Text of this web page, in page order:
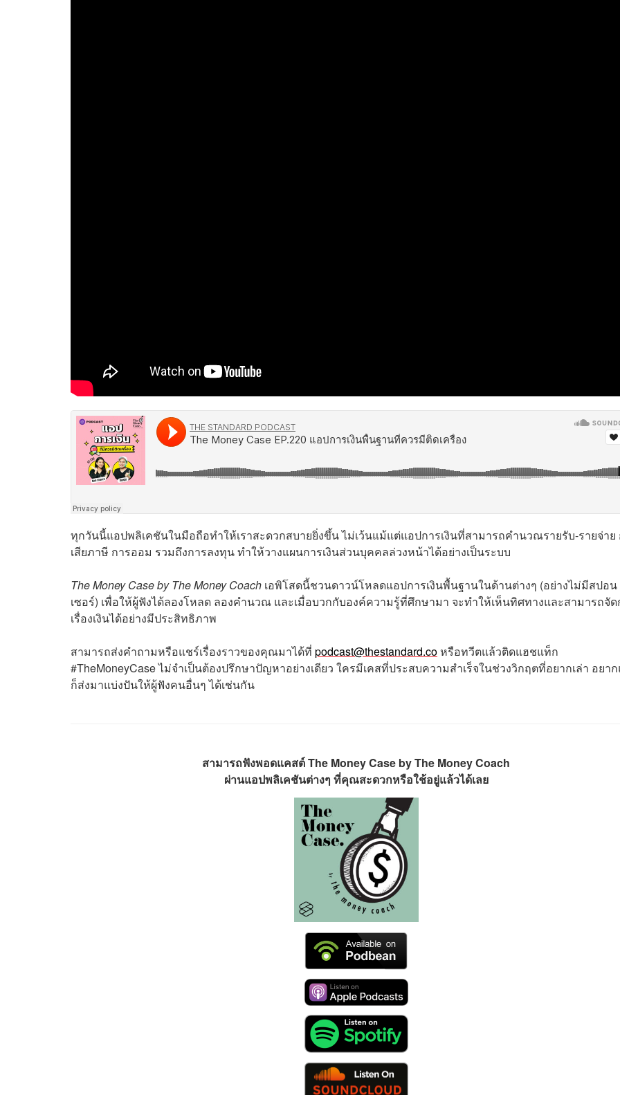
ทุกวันนี้แอปพลิเคชันในมือถือทำให้เราสะดวกสบายยิ่งขึ้น ไม่เว้นแม้แต่แอปการเงินที่สามารถคำนวณรายรับ-รายจ่าย
เสียภาษี การออม รวมถึงการลงทุน ทำให้วางแผนการเงินส่วนบุคคลล่วงหน้าได้อย่างเป็นระบบ
The Money Case by The Money Coach เอพิโสดนี้ชวนดาวน์โหลดแอปการเงินพื้นฐานในด้านต่างๆ (อย่างไม่มีสปอน
เซอร์) เพื่อให้ผู้ฟังได้ลองโหลด ลองคำนวณ และเมื่อบวกกับองค์ความรู้ที่ศึกษามา จะทำให้เห็นทิศทางและสามารถจัด
เรื่องเงินได้อย่างมีประสิทธิภาพ
สามารถส่งคำถามหรือแชร์เรื่องราวของคุณมาได้ที่ podcast@thestandard.coหรือทวีตแล้วติดแฮชแท็ก
#TheMoneyCase ไม่จำเป็นต้องปรึกษาปัญหาอย่างเดียว ใครมีเคสที่ประสบความสำเร็จในช่วงวิกฤตที่อยากเล่า อยา
ก็ส่งมาแบ่งปันให้ผู้ฟังคนอื่นๆ ได้เช่นกัน
สามารถฟังพอดแคสต์ The Money Case by The Money Coach
ผ่านแอปพลิเคชันต่างๆ ที่คุณสะดวกหรือใช้อยู่แล้วได้เลย